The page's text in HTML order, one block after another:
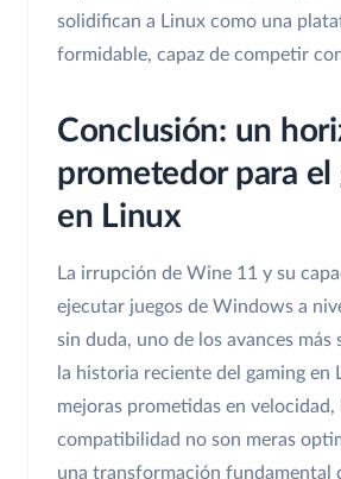
solidifican a Linux como una
formidable, capaz de competir
Conclusión: un
prometedor para el
en Linux
La irrupción de Wine 11 y su
ejecutar juegos de Windows a
sin duda, uno de los avances más
la historia reciente del gaming en
mejoras prometidas en velocidad,
compatibilidad no son meras
una transformación fundamental